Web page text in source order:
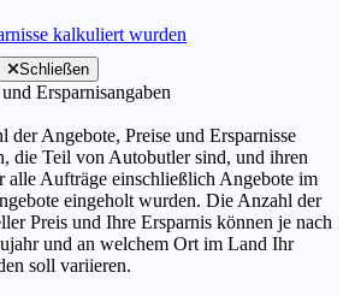
kalkuliert wurden
Schließen
Ersparnisangaben
der Angebote, Preise und Ersparnisse
die Teil von Autobutler sind, und ihren
alle Aufträge einschließlich Angebote im
eingeholt wurden. Die Anzahl der
Preis und Ihre Ersparnis können je nach
und an welchem Ort im Land Ihr
soll variieren.